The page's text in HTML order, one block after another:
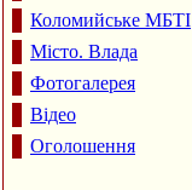
Коломийське МБТІ
Місто. Влада
Фотогалерея
Відео
Оголошення